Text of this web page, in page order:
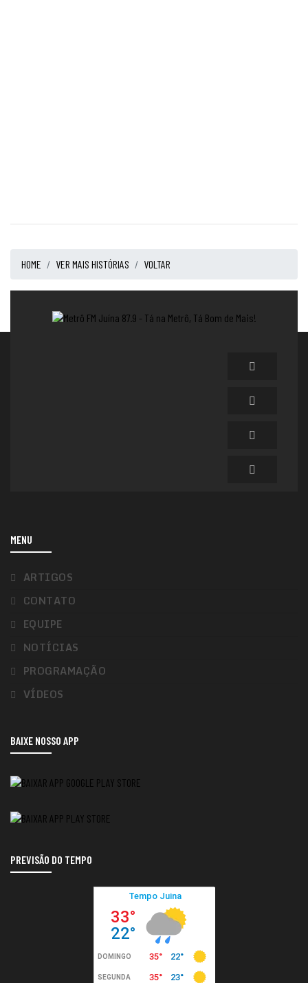
HOME VER MAIS HISTÓRIAS VOLTAR
MENU
ARTIGOS
CONTATO
EQUIPE
NOTÍCIAS
PROGRAMAÇÃO
VÍDEOS
BAIXE NOSSO APP
PREVISÃO DO TEMPO